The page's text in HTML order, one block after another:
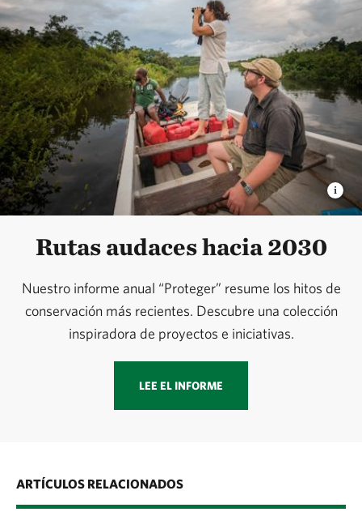
Rutas audaces hacia 2030
Nuestro informe anual “Proteger” resume los hitos de
conservación más recientes. Descubre una colección
inspiradora de proyectos e iniciativas.
LEE EL INFORME
ARTÍCULOS RELACIONADOS